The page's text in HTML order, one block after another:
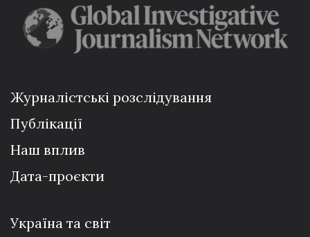
Журналістські розслідування
Публікації
Наш вплив
Дата-проєкти
Україна та світ